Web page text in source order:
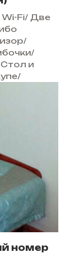
Fi/ Две
/
/
Стол и
/
номер